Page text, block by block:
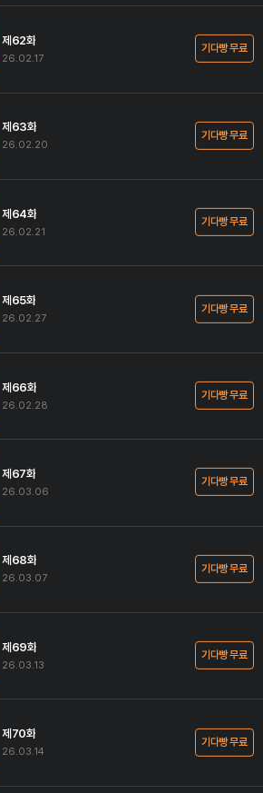
제62화
26.02.17
기다빵 무료
제63화
26.02.20
기다빵 무료
제64화
26.02.21
기다빵 무료
제65화
26.02.27
기다빵 무료
제66화
26.02.28
기다빵 무료
제67화
26.03.06
기다빵 무료
제68화
26.03.07
기다빵 무료
제69화
26.03.13
기다빵 무료
제70화
26.03.14
기다빵 무료